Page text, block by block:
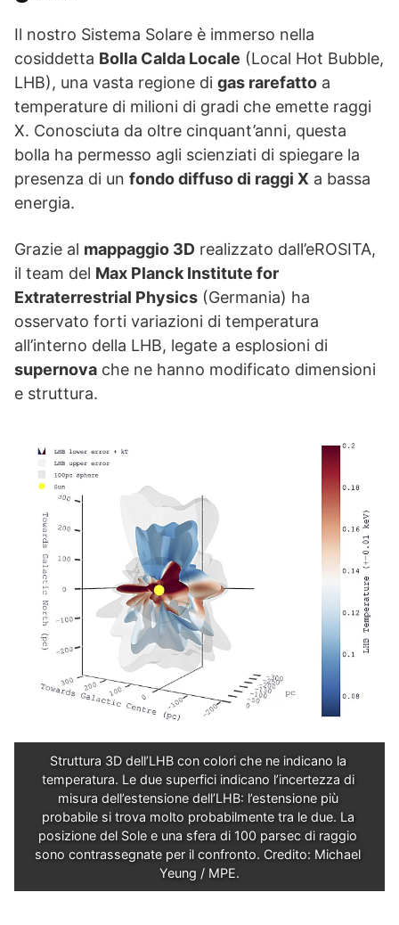
Il nostro Sistema Solare è immerso nella
cosiddetta Bolla Calda Locale (Local Hot Bubble,
LHB), una vasta regione di gas rarefatto a
temperature di milioni di gradi che emette raggi
X. Conosciuta da oltre cinquant’anni, questa
bolla ha permesso agli scienziati di spiegare la
presenza di un fondo diffuso di raggi X a bassa
energia.
Grazie al mappaggio 3D realizzato dall’eROSITA,
il team del Max Planck Institute for
Extraterrestrial Physics (Germania) ha
osservato forti variazioni di temperatura
all’interno della LHB, legate a esplosioni di
supernova che ne hanno modificato dimensioni
e struttura.
Struttura 3D dell’LHB con colori che ne indicano la
temperatura. Le due superfici indicano l’incertezza di
misura dell’estensione dell’LHB: l’estensione più
probabile si trova molto probabilmente tra le due. La
posizione del Sole e una sfera di 100 parsec di raggio
sono contrassegnate per il confronto. Credito: Michael
Yeung / MPE.